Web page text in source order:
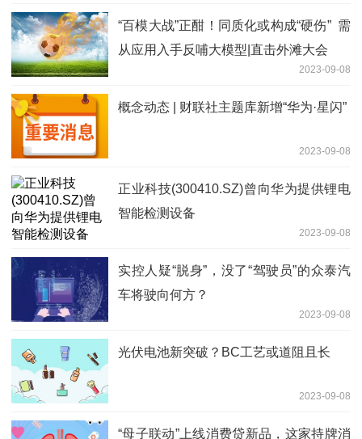
“百模大战”正酣！同质化或构成“硬伤” 需
从应用入手反哺大模型|直击外滩大会
2023-09-08
概念动态 | 财联社主题库新增“华为·星闪”
2023-09-08
正业科技(300410.SZ)曾向华为提供锂电
智能检测设备
2023-09-08
实控人疑“脱身”，没了“驾驶员”的众泰汽
车将驶向何方？
2023-09-08
光伏电池新突破？BC工艺或道阻且长
2023-09-08
“母子联动”上线消费贷新品，这家持牌消